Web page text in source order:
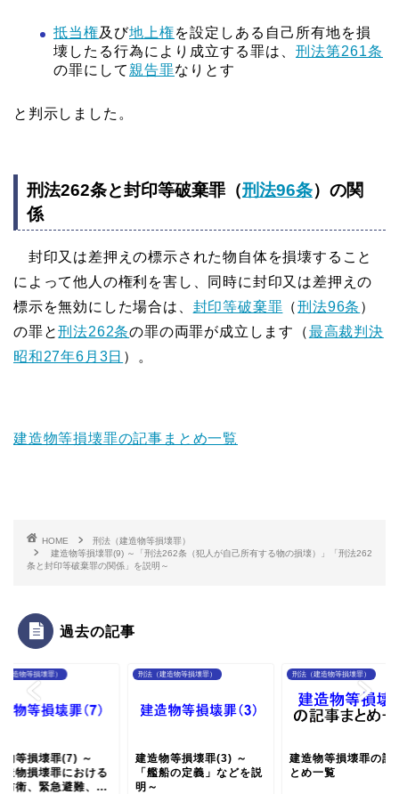
抵当権及び地上権を設定しある自己所有地を損
壊したる行為により成立する罪は、 刑法第261条
の罪にして 親告罪なりとす
と判示しました。
刑法262条と封印等破棄罪（刑法96条）の関
係
封印又は差押えの標示された物自体を損壊すること
によって他人の権利を害し、同時に封印又は差押えの
標示を無効にした場合は、 封印等破棄罪 （刑法96条 ）
の罪と刑法262条の罪の両罪が成立します（最高裁判決
昭和27年6月3日 ）。
建造物等損壊罪の記事まとめ一覧
HOME
刑法（建造物等損壊罪）
建造物等損壊罪(9) ～「刑法262条（犯人が自己所有する物の損壊）」「刑法262
条と封印等破棄罪の関係」を説明～
過去の記事
建造物等損壊罪）
物等損壊罪(7) ～
造物損壊罪における
防衛、緊急避難、...
刑法（建造物等損壊罪）
建造物等損壊罪(3) ～
「艦船の定義」などを説
明～
刑法（建造物等損壊罪）
建造物等損壊罪の記
とめ一覧